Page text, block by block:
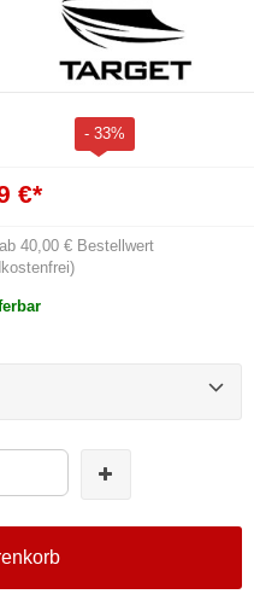
- 33%
€*
40,00 € Bestellwert